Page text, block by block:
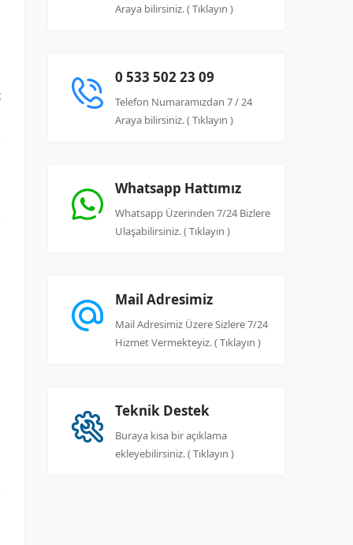
Araya bilirsiniz. ( Tıklayın )
0 533 502 23 09
Telefon Numaramızdan 7 / 24
Araya bilirsiniz. ( Tıklayın )
Whatsapp Hattımız
Whatsapp Üzerinden 7/24 Bizlere
Ulaşabilirsiniz. ( Tıklayın )
Mail Adresimiz
Mail Adresimiz Üzere Sizlere 7/24
Hizmet Vermekteyiz. ( Tıklayın )
Teknik Destek
Buraya kısa bir açıklama
ekleyebilirsiniz. ( Tıklayın )